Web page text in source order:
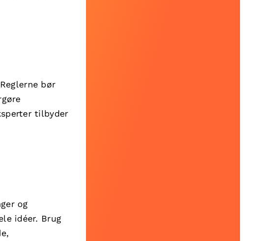
bør
tilbyder
og
idéer. Brug